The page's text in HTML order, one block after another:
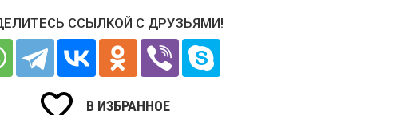
ССЫЛКОЙ С ДРУЗЬЯМИ!
В ИЗБРАННОЕ